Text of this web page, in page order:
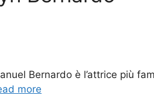
Bernardo è l’attrice più
more